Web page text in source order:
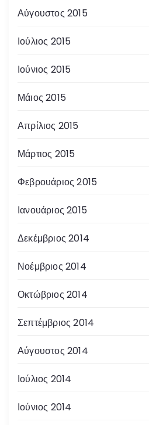
Αύγουστος 2015
Ιούλιος 2015
Ιούνιος 2015
Μάιος 2015
Απρίλιος 2015
Μάρτιος 2015
Φεβρουάριος 2015
Ιανουάριος 2015
Δεκέμβριος 2014
Νοέμβριος 2014
Οκτώβριος 2014
Σεπτέμβριος 2014
Αύγουστος 2014
Ιούλιος 2014
Ιούνιος 2014